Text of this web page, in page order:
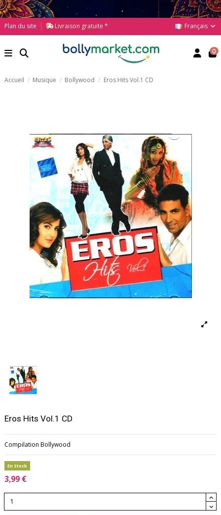
Plan du site Livraison gratuite * Français
0
Accueil Musique Bollywood Eros Hits Vol.1 CD
Eros Hits Vol.1 CD
Compilation Bollywood
En Stock
3,99 €